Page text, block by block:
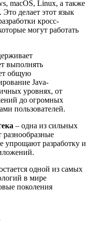
macOS, Linux, а также
делает этот язык
кросс-
могут работать
выполнять
общую
Java-
уровнях, от
до огромных
пользователей.
– одна из сильных
разнообразные
упрощают разработку и
одной из самых
в мире
поколения